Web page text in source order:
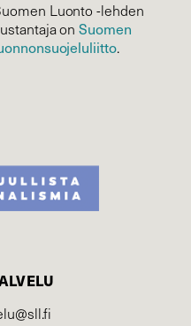
Luonto -lehden
onSuomen
.